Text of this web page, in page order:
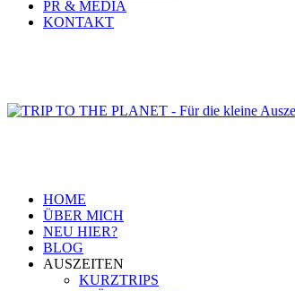
PR & MEDIA
KONTAKT
HOME
ÜBER MICH
NEU HIER?
BLOG
AUSZEITEN
KURZTRIPS